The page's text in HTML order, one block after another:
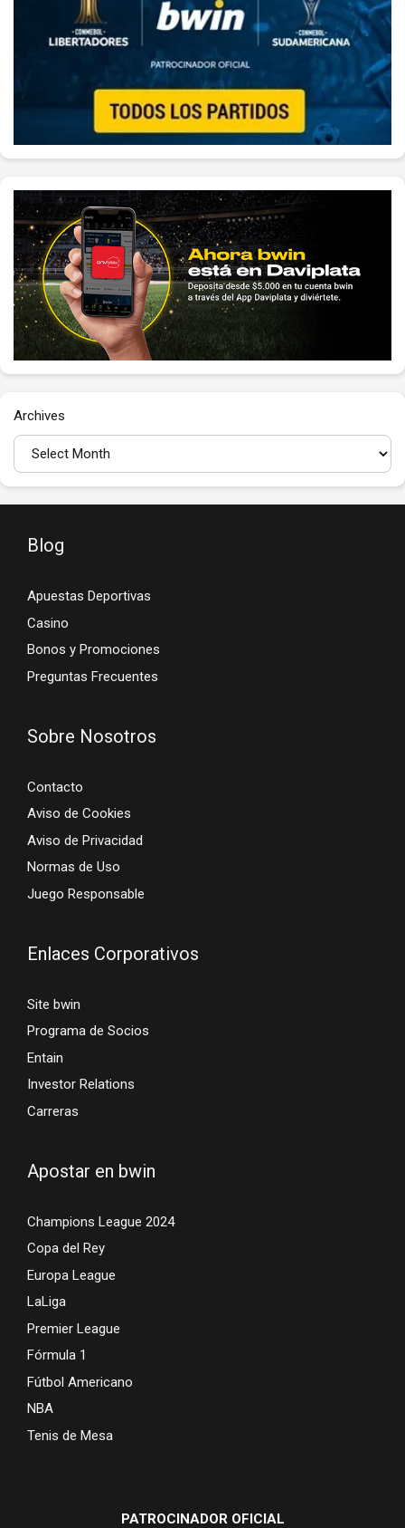
Archives
Blog
Apuestas Deportivas
Casino
Bonos y Promociones
Preguntas Frecuentes
Sobre Nosotros
Contacto
Aviso de Cookies
Aviso de Privacidad
Normas de Uso
Juego Responsable
Enlaces Corporativos
Site bwin
Programa de Socios
Entain
Investor Relations
Carreras
Apostar en bwin
Champions League 2024
Copa del Rey
Europa League
LaLiga
Premier League
Fórmula 1
Fútbol Americano
NBA
Tenis de Mesa
PATROCINADOR OFICIAL